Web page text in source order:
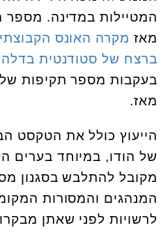
המטיילות במדינה. מספר
מאז מקרה האונס
ברצח של סטודנטית בדלהי
בעקבות מספר תקיפות
מאז.
הייעוץ כולל את הטקסט
של הודו, במיוחד בערים
מקובל להתלבש בסגנון
המנהגים והמסורות
לרשויות לפני שאתן